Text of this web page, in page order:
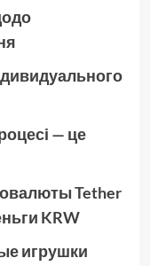
— це
Tether
KRW
игрушки